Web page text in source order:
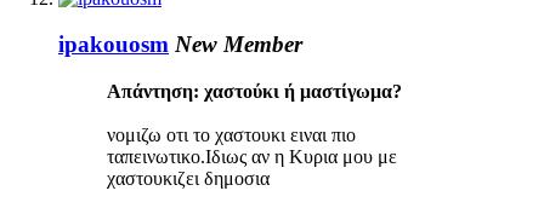
ipakouosm New Member
Απάντηση: χαστούκι ή μαστίγωμα?
νομιζω οτι το χαστουκι ειναι πιο
ταπεινωτικο.Ιδιως αν η Κυρια μου με
χαστουκιζει δημοσια